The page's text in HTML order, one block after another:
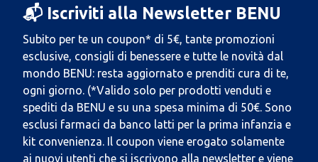
📬 Iscriviti alla Newsletter BENU
Subito per te un coupon* di 5€, tante promozioni
esclusive, consigli di benessere e tutte le novità dal
mondo BENU: resta aggiornato e prenditi cura di te,
ogni giorno. (*Valido solo per prodotti venduti e
spediti da BENU e su una spesa minima di 50€. Sono
esclusi farmaci da banco latti per la prima infanzia e
kit convenienza. Il coupon viene erogato solamente
ai nuovi utenti che si iscrivono alla newsletter e viene